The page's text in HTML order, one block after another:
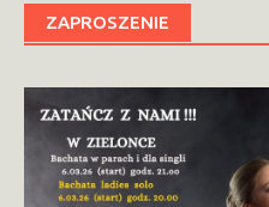
ZAPROSZENIE